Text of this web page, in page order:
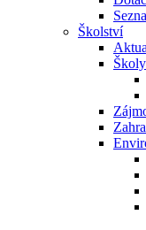
Školství
Školy